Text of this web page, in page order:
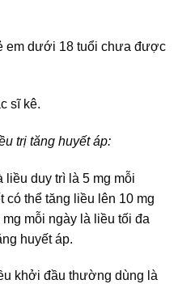
em dưới 18 tuổi chưa được
sĩ kê.
trị tăng huyết áp:
duy trì là 5 mg mỗi
có thể tăng liều lên 10 mg
mỗi ngày là liều tối đa
huyết áp.
khởi đầu thường dùng là